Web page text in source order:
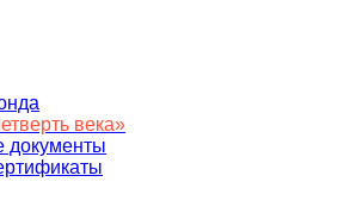
века»
документы